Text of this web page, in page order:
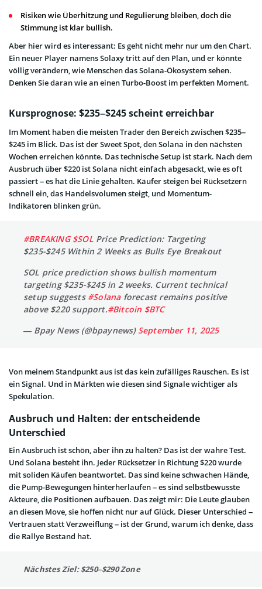
Risiken wie Überhitzung und Regulierung bleiben, doch die
Stimmung ist klar bullish.
Aber hier wird es interessant: Es geht nicht mehr nur um den Chart.
Ein neuer Player namens Solaxy tritt auf den Plan, und er könnte
völlig verändern, wie Menschen das Solana-Ökosystem sehen.
Denken Sie daran wie an einen Turbo-Boost im perfekten Moment.
Kursprognose: $235–$245 scheint erreichbar
Im Moment haben die meisten Trader den Bereich zwischen $235–
$245 im Blick. Das ist der Sweet Spot, den Solana in den nächsten
Wochen erreichen könnte. Das technische Setup ist stark. Nach dem
Ausbruch über $220 ist Solana nicht einfach abgesackt, wie es oft
passiert – es hat die Linie gehalten. Käufer steigen bei Rücksetzern
schnell ein, das Handelsvolumen steigt, und Momentum-
Indikatoren blinken grün.
#BREAKING $SOLPrice Prediction: Targeting
$235-$245 Within 2 Weeks as Bulls Eye Breakout
SOL price prediction shows bullish momentum
targeting $235-$245 in 2 weeks. Current technical
setup suggests #Solanaforecast remains positive
above $220 support.#Bitcoin $BTC
— Bpay News (@bpaynews) September 11, 2025
Von meinem Standpunkt aus ist das kein zufälliges Rauschen. Es ist
ein Signal. Und in Märkten wie diesen sind Signale wichtiger als
Spekulation.
Ausbruch und Halten: der entscheidende
Unterschied
Ein Ausbruch ist schön, aber ihn zu halten? Das ist der wahre Test.
Und Solana besteht ihn. Jeder Rücksetzer in Richtung $220 wurde
mit soliden Käufen beantwortet. Das sind keine schwachen Hände,
die Pump-Bewegungen hinterherlaufen – es sind selbstbewusste
Akteure, die Positionen aufbauen. Das zeigt mir: Die Leute glauben
an diesen Move, sie hoffen nicht nur auf Glück. Dieser Unterschied –
Vertrauen statt Verzweiflung – ist der Grund, warum ich denke, dass
die Rallye Bestand hat.
Nächstes Ziel: $250–$290 Zone